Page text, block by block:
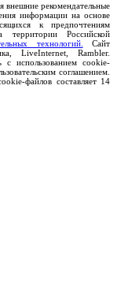
внешние рекомендательные
информации на основе
к предпочтениям
территории Российской
технологий.
Сайт
LiveInternet, Rambler.
с использованием cookie-
соглашением.
файлов составляет 14